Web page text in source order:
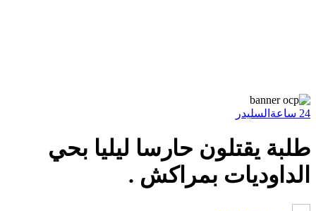
24 ساعة السليدر
طلبة يقتلون حارسا ليليا بحي
الداوديات بمراكش .